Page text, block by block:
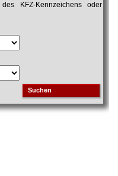
KFZ-Kennzeichens oder
Suchen